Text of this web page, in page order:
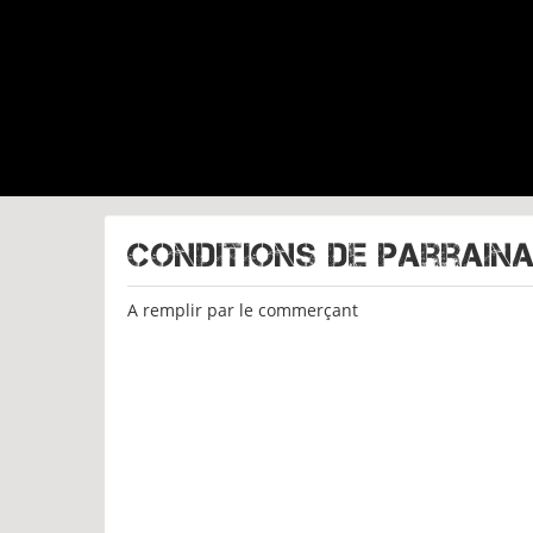
Conditions de
A remplir par le commerçant